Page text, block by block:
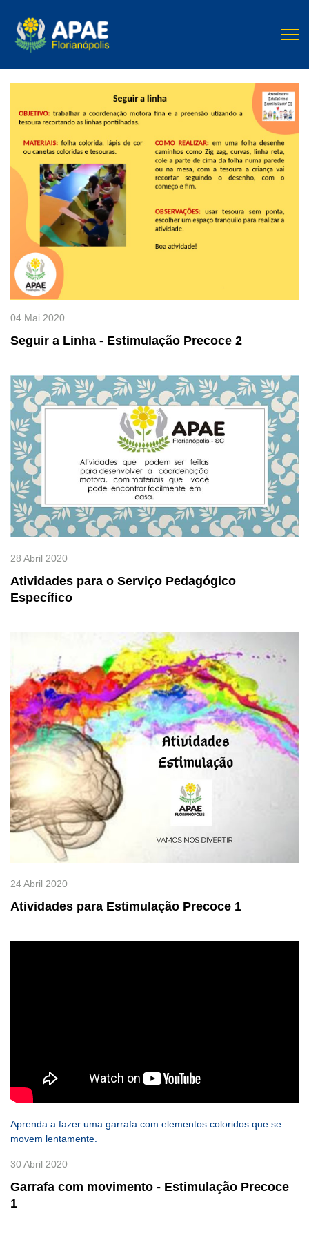
Seguir a Linha - Estimulação Precoce 2
04 Mai 2020
Atividades para o Serviço Pedagógico
Específico
28 Abril 2020
Atividades para Estimulação Precoce 1
24 Abril 2020
Garrafa com movimento - Estimulação Precoce
1
30 Abril 2020
Aprenda a fazer uma garrafa com elementos coloridos que se
movem lentamente.